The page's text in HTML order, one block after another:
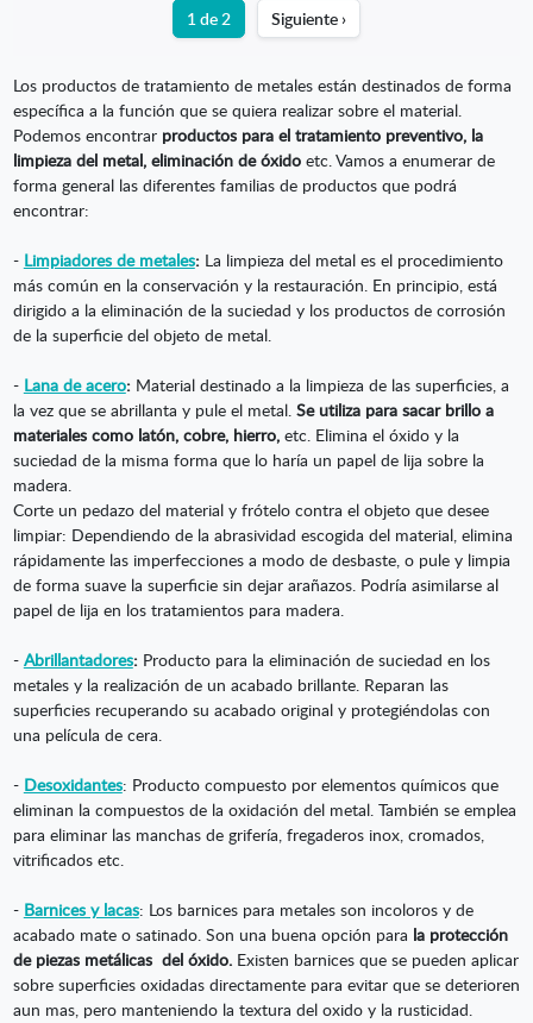
1 de 2 Siguiente ›
Los productos de tratamiento de metales están destinados de forma
específica a la función que se quiera realizar sobre el material.
Podemos encontrarproductos para el tratamiento preventivo, la
limpieza del metal, eliminación de óxidoetc. Vamos a enumerar de
forma general las diferentes familias de productos que podrá
encontrar:
- Limpiadores de metales: La limpieza del metal es el procedimiento
más común en la conservación y la restauración. En principio, está
dirigido a la eliminación de la suciedad y los productos de corrosión
de la superficie del objeto de metal.
- Lana de acero: Material destinado a la limpieza de las superficies, a
la vez que se abrillanta y pule el metal.Se utiliza para sacar brillo a
materiales como latón, cobre, hierro,etc. Elimina el óxido y la
suciedad de la misma forma que lo haría un papel de lija sobre la
madera.
Corte un pedazo del material y frótelo contra el objeto que desee
limpiar: Dependiendo de la abrasividad escogida del material, elimina
rápidamente las imperfecciones a modo de desbaste, o pule y limpia
de forma suave la superficie sin dejar arañazos. Podría asimilarse al
papel de lija en los tratamientos para madera.
- Abrillantadores: Producto para la eliminación de suciedad en los
metales y la realización de un acabado brillante. Reparan las
superficies recuperando su acabado original y protegiéndolas con
una película de cera.
- Desoxidantes: Producto compuesto por elementos químicos que
eliminan la compuestos de la oxidación del metal. También se emplea
para eliminar las manchas de grifería, fregaderos inox, cromados,
vitrificados etc.
- Barnices y lacas: Los barnices para metales son incoloros y de
acabado mate o satinado. Son una buena opción para la protección
de piezas metálicas del óxido.Existen barnices que se pueden aplicar
sobre superficies oxidadas directamente para evitar que se deterioren
aun mas, pero manteniendo la textura del oxido y la rusticidad.